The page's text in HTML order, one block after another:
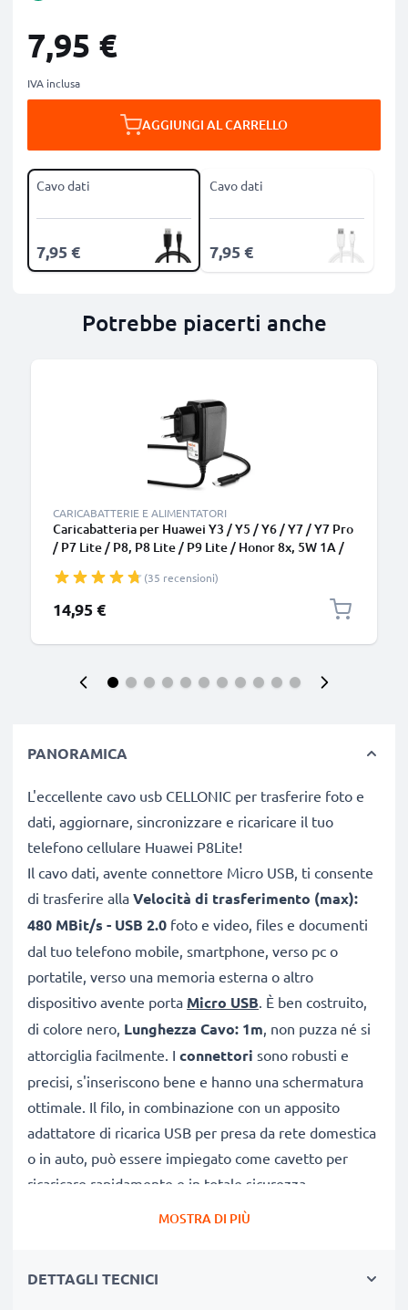
7,95 €
IVA inclusa
AGGIUNGI AL CARRELLO
Cavo dati
7,95 €
Cavo dati
7,95 €
Potrebbe piacerti anche
CARICABATTERIE E ALIMENTATORI
Caricabatteria per Huawei Y3 / Y5 / Y6 / Y7 / Y7 Pro
/ P7 Lite / P8, P8 Lite / P9 Lite / Honor 8x, 5W 1A /
(35 recensioni)
14,95 €
PANORAMICA
L'eccellente cavo usb CELLONIC per trasferire foto e
dati, aggiornare, sincronizzare e ricaricare il tuo
telefono cellulare Huawei P8Lite!
Il cavo dati, avente connettore Micro USB, ti consente
di trasferire alla Velocità di trasferimento (max):
480 MBit/s - USB 2.0 foto e video, files e documenti
dal tuo telefono mobile, smartphone, verso pc o
portatile, verso una memoria esterna o altro
dispositivo avente porta Micro USB. È ben costruito,
di colore nero, Lunghezza Cavo: 1m, non puzza né si
attorciglia facilmente. I connettori sono robusti e
precisi, s'inseriscono bene e hanno una schermatura
ottimale. Il filo, in combinazione con un apposito
adattatore di ricarica USB per presa da rete domestica
o in auto, può essere impiegato come cavetto per
ricaricare rapidamente e in totale sicurezza.
★per scaricare etrasferire foto
, video e documenti
MOSTRA DI PIÙ
DETTAGLI TECNICI